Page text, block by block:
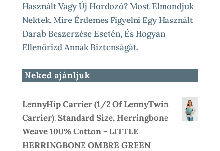
Használt Vagy Új Hordozó? Most Elmondjuk
Nektek, Mire Érdemes Figyelni Egy Használt
Darab Beszerzése Esetén, És Hogyan
Ellenőrizd Annak Biztonságát.
Neked ajánljuk
LennyHip Carrier (1/2 Of LennyTwin
Carrier), Standard Size, Herringbone
Weave 100% Cotton - LITTLE
HERRINGBONE OMBRE GREEN